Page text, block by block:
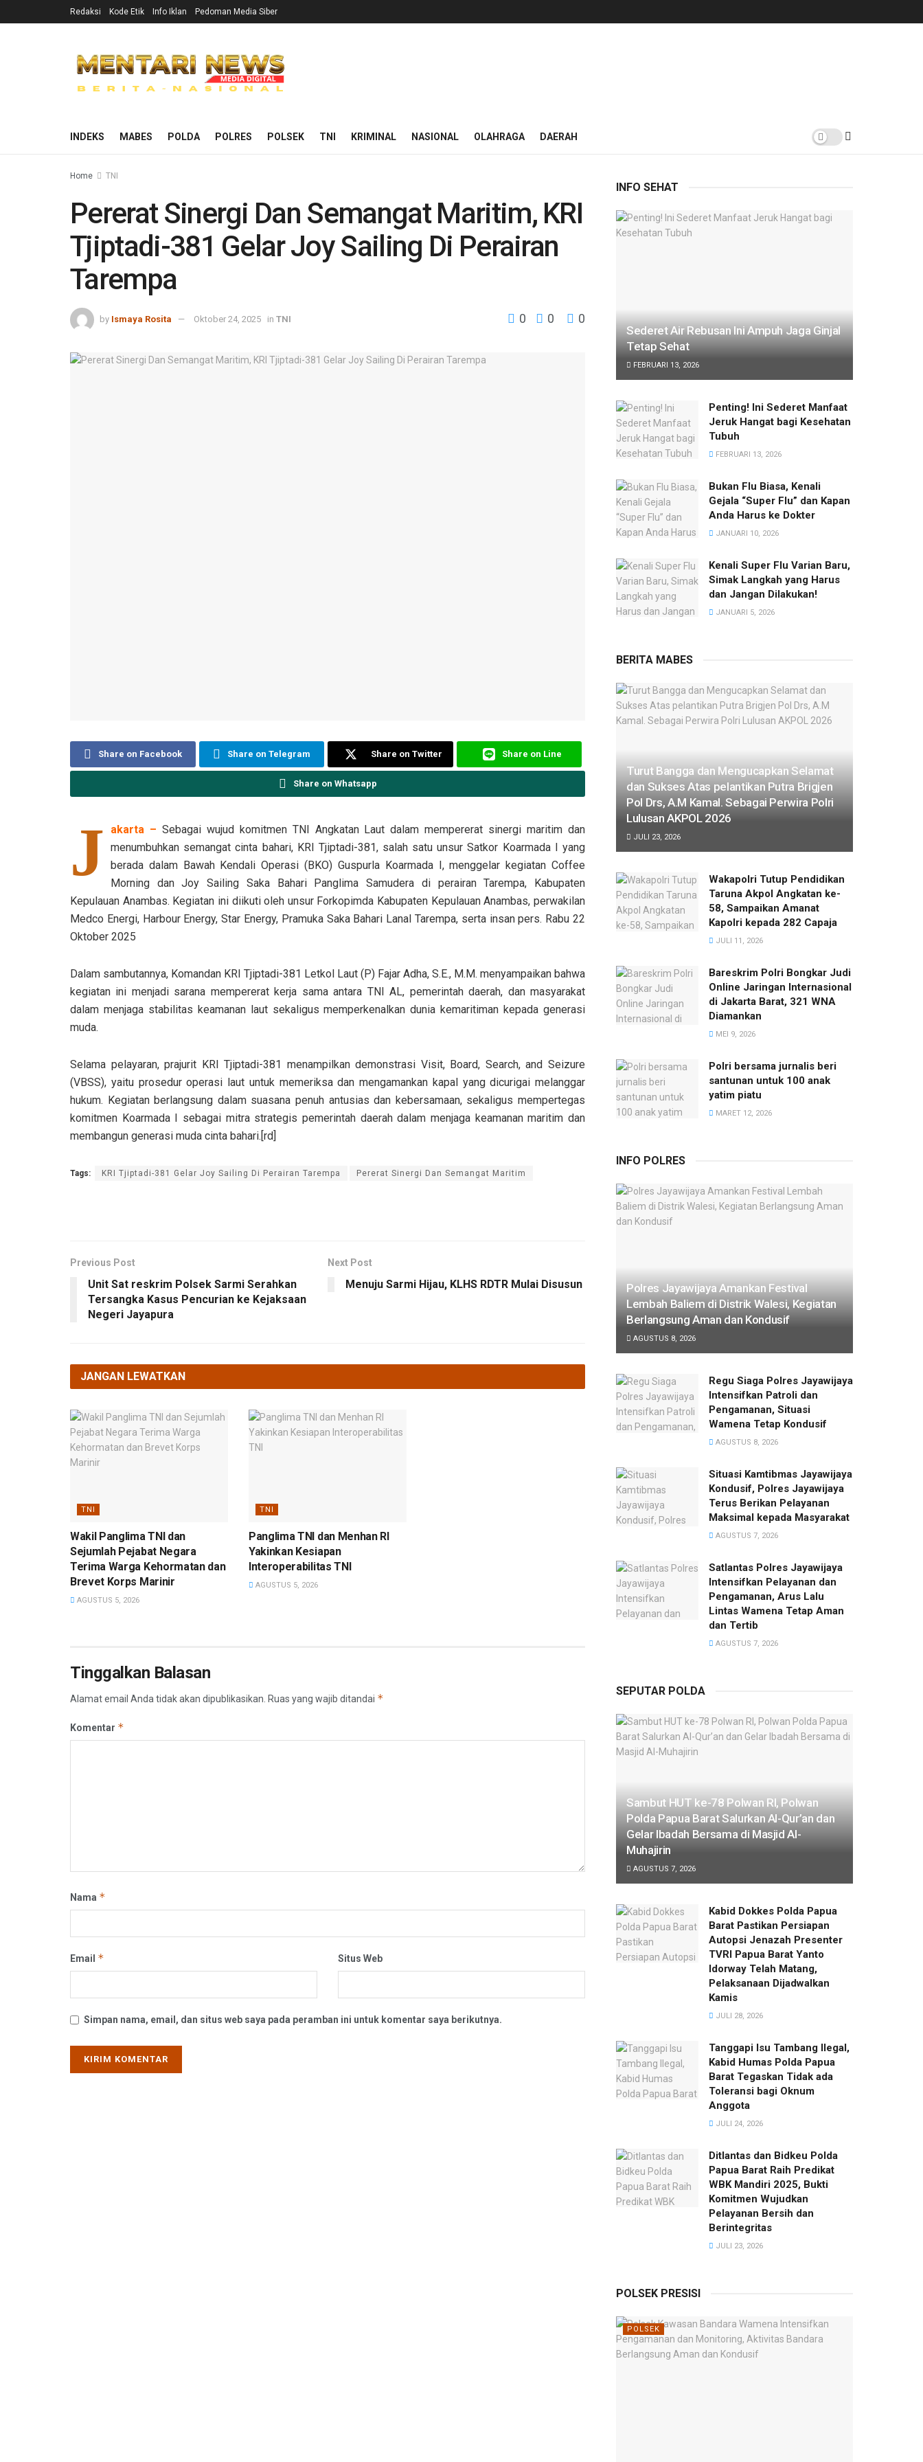
Redaksi Kode Etik Info Iklan Pedoman Media Siber
INDEKS MABES POLDA POLRES POLSEK TNI KRIMINAL NASIONAL OLAHRAGA DAERAH
Home TNI
Pererat Sinergi Dan Semangat Maritim, KRI
Tjiptadi-381 Gelar Joy Sailing Di Perairan
Tarempa
by Ismaya Rosita Oktober 24, 2025 in TNI 0 0 0
Share on Facebook Share on Telegram Share on Twitter Share on Line
Share on Whatsapp
J akarta – Sebagai wujud komitmen TNI Angkatan Laut dalam mempererat sinergi maritim dan
menumbuhkan semangat cinta bahari, KRI Tjiptadi-381, salah satu unsur Satkor Koarmada I yang
berada dalam Bawah Kendali Operasi (BKO) Guspurla Koarmada I, menggelar kegiatan Coffee
Morning dan Joy Sailing Saka Bahari Panglima Samudera di perairan Tarempa, Kabupaten
Kepulauan Anambas. Kegiatan ini diikuti oleh unsur Forkopimda Kabupaten Kepulauan Anambas, perwakilan
Medco Energi, Harbour Energy, Star Energy, Pramuka Saka Bahari Lanal Tarempa, serta insan pers. Rabu 22
Oktober 2025
Dalam sambutannya, Komandan KRI Tjiptadi-381 Letkol Laut (P) Fajar Adha, S.E., M.M. menyampaikan bahwa
kegiatan ini menjadi sarana mempererat kerja sama antara TNI AL, pemerintah daerah, dan masyarakat
dalam menjaga stabilitas keamanan laut sekaligus memperkenalkan dunia kemaritiman kepada generasi
muda.
Selama pelayaran, prajurit KRI Tjiptadi-381 menampilkan demonstrasi Visit, Board, Search, and Seizure
(VBSS), yaitu prosedur operasi laut untuk memeriksa dan mengamankan kapal yang dicurigai melanggar
hukum. Kegiatan berlangsung dalam suasana penuh antusias dan kebersamaan, sekaligus mempertegas
komitmen Koarmada I sebagai mitra strategis pemerintah daerah dalam menjaga keamanan maritim dan
membangun generasi muda cinta bahari.[rd]
Tags: KRI Tjiptadi-381 Gelar Joy Sailing Di Perairan Tarempa Pererat Sinergi Dan Semangat Maritim
Previous Post
Unit Sat reskrim Polsek Sarmi Serahkan
Tersangka Kasus Pencurian ke Kejaksaan
Negeri Jayapura
Next Post
Menuju Sarmi Hijau, KLHS RDTR Mulai Disusun
JANGAN LEWATKAN
TNI
Wakil Panglima TNI dan
Sejumlah Pejabat Negara
Terima Warga Kehormatan dan
Brevet Korps Marinir
AGUSTUS 5, 2026
TNI
Panglima TNI dan Menhan RI
Yakinkan Kesiapan
Interoperabilitas TNI
AGUSTUS 5, 2026
Tinggalkan Balasan
Alamat email Anda tidak akan dipublikasikan. Ruas yang wajib ditandai *
Komentar *
Nama *
Email * Situs Web
Simpan nama, email, dan situs web saya pada peramban ini untuk komentar saya berikutnya.
INFO SEHAT
Sederet Air Rebusan Ini Ampuh Jaga Ginjal
Tetap Sehat
FEBRUARI 13, 2026
Penting! Ini Sederet Manfaat
Jeruk Hangat bagi Kesehatan
Tubuh
FEBRUARI 13, 2026
Bukan Flu Biasa, Kenali
Gejala “Super Flu” dan Kapan
Anda Harus ke Dokter
JANUARI 10, 2026
Kenali Super Flu Varian Baru,
Simak Langkah yang Harus
dan Jangan Dilakukan!
JANUARI 5, 2026
BERITA MABES
Turut Bangga dan Mengucapkan Selamat
dan Sukses Atas pelantikan Putra Brigjen
Pol Drs, A.M Kamal. Sebagai Perwira Polri
Lulusan AKPOL 2026
JULI 23, 2026
Wakapolri Tutup Pendidikan
Taruna Akpol Angkatan ke-
58, Sampaikan Amanat
Kapolri kepada 282 Capaja
JULI 11, 2026
Bareskrim Polri Bongkar Judi
Online Jaringan Internasional
di Jakarta Barat, 321 WNA
Diamankan
MEI 9, 2026
Polri bersama jurnalis beri
santunan untuk 100 anak
yatim piatu
MARET 12, 2026
INFO POLRES
Polres Jayawijaya Amankan Festival
Lembah Baliem di Distrik Walesi, Kegiatan
Berlangsung Aman dan Kondusif
AGUSTUS 8, 2026
Regu Siaga Polres Jayawijaya
Intensifkan Patroli dan
Pengamanan, Situasi
Wamena Tetap Kondusif
AGUSTUS 8, 2026
Situasi Kamtibmas Jayawijaya
Kondusif, Polres Jayawijaya
Terus Berikan Pelayanan
Maksimal kepada Masyarakat
AGUSTUS 7, 2026
Satlantas Polres Jayawijaya
Intensifkan Pelayanan dan
Pengamanan, Arus Lalu
Lintas Wamena Tetap Aman
dan Tertib
AGUSTUS 7, 2026
SEPUTAR POLDA
Sambut HUT ke-78 Polwan RI, Polwan
Polda Papua Barat Salurkan Al-Qur’an dan
Gelar Ibadah Bersama di Masjid Al-
Muhajirin
AGUSTUS 7, 2026
Kabid Dokkes Polda Papua
Barat Pastikan Persiapan
Autopsi Jenazah Presenter
TVRI Papua Barat Yanto
Idorway Telah Matang,
Pelaksanaan Dijadwalkan
Kamis
JULI 28, 2026
Tanggapi Isu Tambang Ilegal,
Kabid Humas Polda Papua
Barat Tegaskan Tidak ada
Toleransi bagi Oknum
Anggota
JULI 24, 2026
Ditlantas dan Bidkeu Polda
Papua Barat Raih Predikat
WBK Mandiri 2025, Bukti
Komitmen Wujudkan
Pelayanan Bersih dan
Berintegritas
JULI 23, 2026
POLSEK PRESISI
POLSEK